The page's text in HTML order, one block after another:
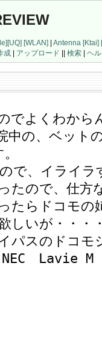
[UQ] [WLAN] | Antenna [Ktai]
成 | アップロード || 検索 | ヘ